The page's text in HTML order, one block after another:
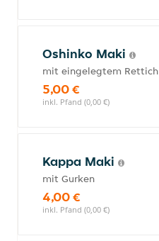
Oshinko Maki
mit eingelegtem Rettich
5,00 €
inkl. Pfand (0,00 €)
Kappa Maki
mit Gurken
4,00 €
inkl. Pfand (0,00 €)